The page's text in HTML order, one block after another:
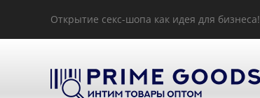
Открытие секс-шопа как идея для бизнеса!